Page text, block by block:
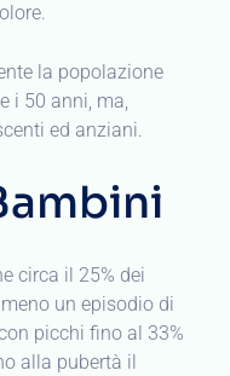
la popolazione
i 50 anni, ma,
ed anziani.
circa il 25% dei
un episodio di
picchi fino al 33%
alla pubertà il